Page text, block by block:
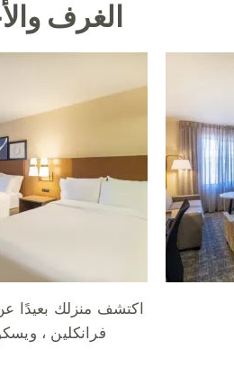
الغرف
اكتشف منزلك بعيدًا
فرانكلين ،